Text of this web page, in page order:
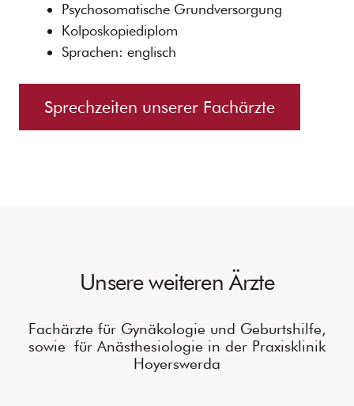
Psychosomatische Grundversorgung
Kolposkopiediplom
Sprachen: englisch
Sprechzeiten unserer Fachärzte
Unsere weiteren Ärzte
Fachärzte für Gynäkologie und Geburtshilfe,
sowie für Anästhesiologie in der Praxisklinik
Hoyerswerda